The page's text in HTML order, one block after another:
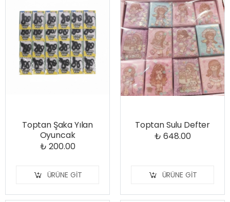
Toptan Şaka Yılan
Oyuncak
₺ 200.00
ÜRÜNE GIT
Toptan Sulu Defter
₺ 648.00
ÜRÜNE GIT